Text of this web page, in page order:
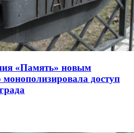
«Память» новым
монополизировала доступ